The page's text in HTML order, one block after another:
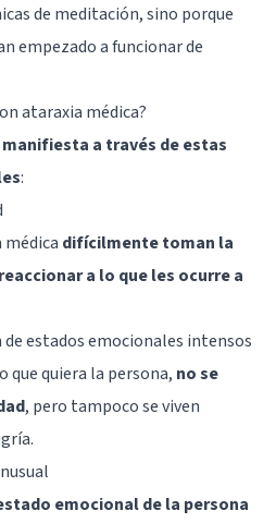
de meditación, sino porque
empezado a funcionar de
ataraxia médica?
a través de estas
:
médica difícilmente toman la
a lo que les ocurre a
de estados emocionales intensos
quiera la persona, no se
, pero tampoco se viven
emocional de la persona